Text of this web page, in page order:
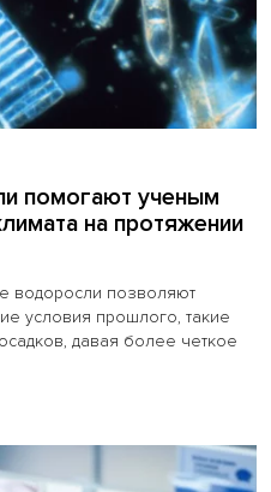
помогают ученым
на протяжении
водоросли позволяют
условия прошлого, такие
давая более четкое